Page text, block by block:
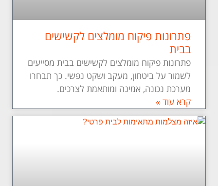
פתרונות פיקוח מומלצים לקשישים
בבית
פתרונות פיקוח מומלצים לקשישים בבית מסייעים
לשמור על ביטחון, מעקב ושקט נפשי. כך תבחרו
מערכת נכונה, אמינה ומותאמת לצרכים.
קרא עוד »